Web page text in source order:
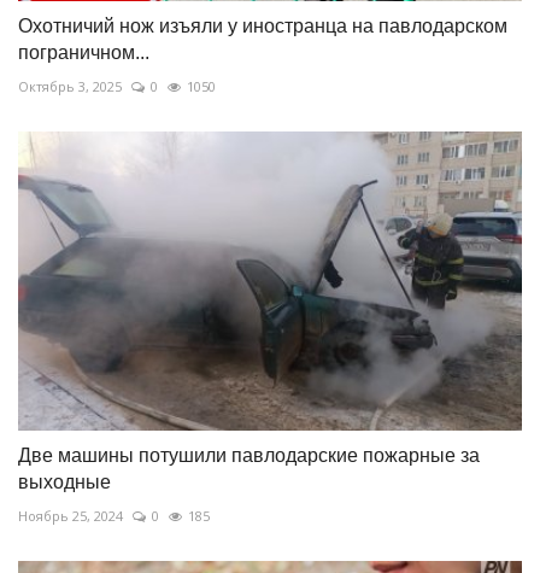
Охотничий нож изъяли у иностранца на павлодарском
пограничном...
Октябрь 3, 2025 0 1050
Две машины потушили павлодарские пожарные за
выходные
Ноябрь 25, 2024 0 185